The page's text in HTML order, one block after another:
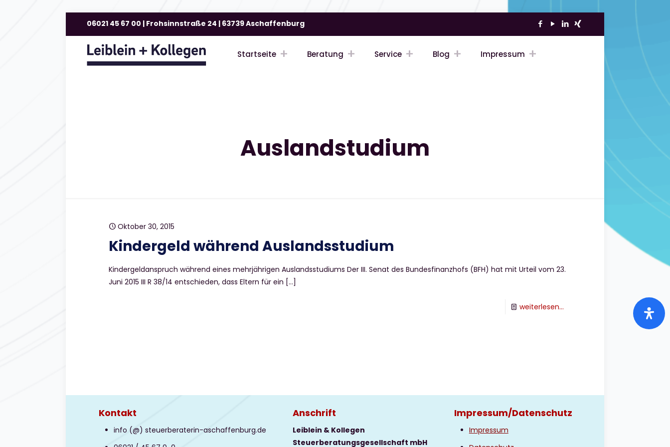
06021 45 67 00 | Frohsinnstraße 24 | 63739 Aschaffenburg
Startseite Beratung Service Blog Impressum
Auslandstudium
Oktober 30, 2015
Kindergeld während Auslandsstudium
Kindergeldanspruch während eines mehrjährigen Auslandsstudiums Der III. Senat des Bundesfinanzhofs (BFH) hat mit Urteil vom 23.
Juni 2015 III R 38/14 entschieden, dass Eltern für ein […]
weiterlesen...
Kontakt
info (@) steuerberaterin-aschaffenburg.de
Anschrift
Leiblein & Kollegen
Steuerberatungsgesellschaft mbH
Impressum/Datenschutz
Impressum